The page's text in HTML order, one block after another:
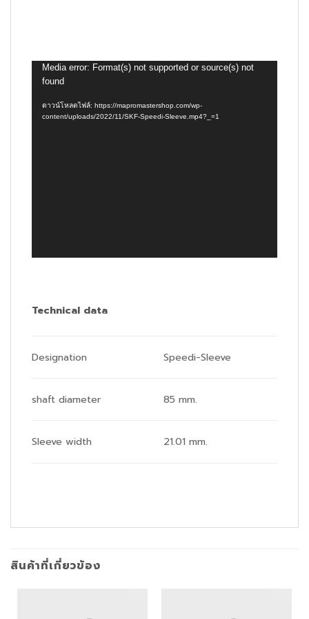
ตัว
เล่น
ไฟล์
วิดีโอ
Media error: Format(s) not supported or source(s) not
found
ดาวน์โหลดไฟล์: https://mapromastershop.com/wp-
content/uploads/2022/11/SKF-Speedi-Sleeve.mp4?_=1
Technical data
Designation Speedi-Sleeve
shaft diameter 85 mm.
Sleeve width 21.01 mm.
สินค้าที่เกี่ยวข้อง